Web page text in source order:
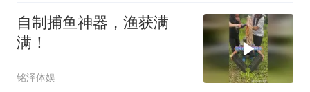
自制捕鱼神器，渔获满
满！
铭泽体娱